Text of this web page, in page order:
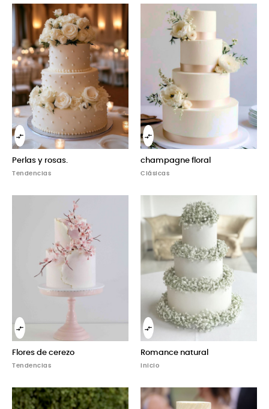

Perlas y rosas.
Tendencias

champagne floral
Clásicas

Flores de cerezo
Tendencias

Romance natural
Inicio